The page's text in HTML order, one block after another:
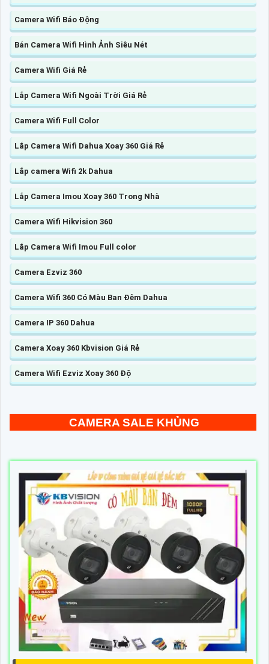
Camera Wifi Báo Động
Bán Camera Wifi Hình Ảnh Siêu Nét
Camera Wifi Giá Rẻ
Lắp Camera Wifi Ngoài Trời Giá Rẻ
Camera Wifi Full Color
Lắp Camera Wifi Dahua Xoay 360 Giá Rẻ
Lắp camera Wifi 2k Dahua
Lắp Camera Imou Xoay 360 Trong Nhà
Camera Wifi Hikvision 360
Lắp Camera Wifi Imou Full color
Camera Ezviz 360
Camera Wifi 360 Có Màu Ban Đêm Dahua
Camera IP 360 Dahua
Camera Xoay 360 Kbvision Giá Rẻ
Camera Wifi Ezviz Xoay 360 Độ
CAMERA SALE KHỦNG